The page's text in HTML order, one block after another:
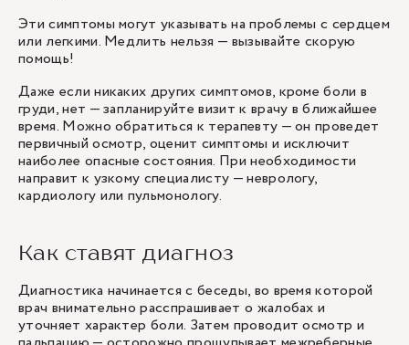
Эти симптомы могут указывать на проблемы с сердцем
или легкими. Медлить нельзя — вызывайте скорую
помощь!
Даже если никаких других симптомов, кроме боли в
груди, нет — запланируйте визит к врачу в ближайшее
время. Можно обратиться к терапевту — он проведет
первичный осмотр, оценит симптомы и исключит
наиболее опасные состояния. При необходимости
направит к узкому специалисту — неврологу,
кардиологу или пульмонологу.
Как ставят диагноз
Диагностика начинается с беседы, во время которой
врач внимательно расспрашивает о жалобах и
уточняет характер боли. Затем проводит осмотр и